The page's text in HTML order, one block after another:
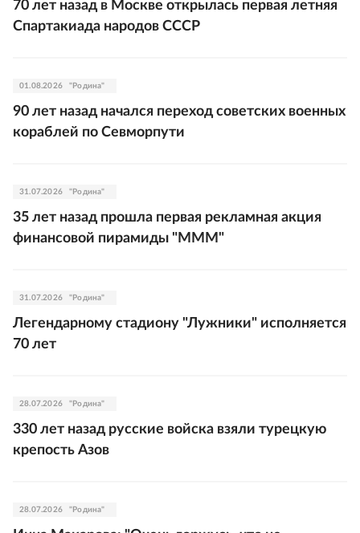
70 лет назад в Москве открылась первая летняя
Спартакиада народов СССР
01.08.2026 "Родина"
90 лет назад начался переход советских военных
кораблей по Севморпути
31.07.2026 "Родина"
35 лет назад прошла первая рекламная акция
финансовой пирамиды "МММ"
31.07.2026 "Родина"
Легендарному стадиону "Лужники" исполняется
70 лет
28.07.2026 "Родина"
330 лет назад русские войска взяли турецкую
крепость Азов
28.07.2026 "Родина"